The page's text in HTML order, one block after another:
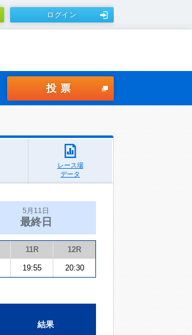
ログイン
投票
レース場
データ
5月11日
最終日
11R 12R
19:55 20:30
結果